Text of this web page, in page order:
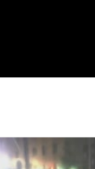
交叉口